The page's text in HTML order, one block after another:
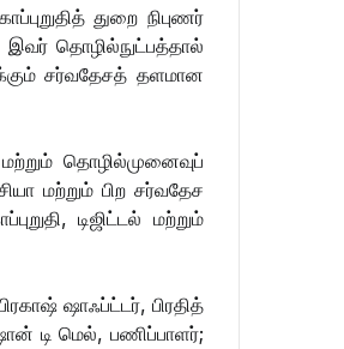
துறை நிபுணர்
இவர் தொழில்நுட்பத்தால்
சர்வதேசத் தளமான
தொழில்முனைவுப்
மற்றும் பிற சர்வதேச
டிஜிட்டல் மற்றும்
ஷாஃப்ட்டர், பிரதித்
டி மெல், பணிப்பாளர்;